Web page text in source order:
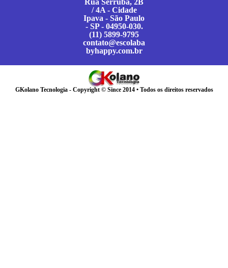
/ 4A - Cidade
Ipava - São Paulo
- SP - 04950-030.
(11) 5899-9795
contato@escolaba
byhappy.com.br
GKolano Tecnologia - Copyright © Since 2014 • Todos os direitos reservados